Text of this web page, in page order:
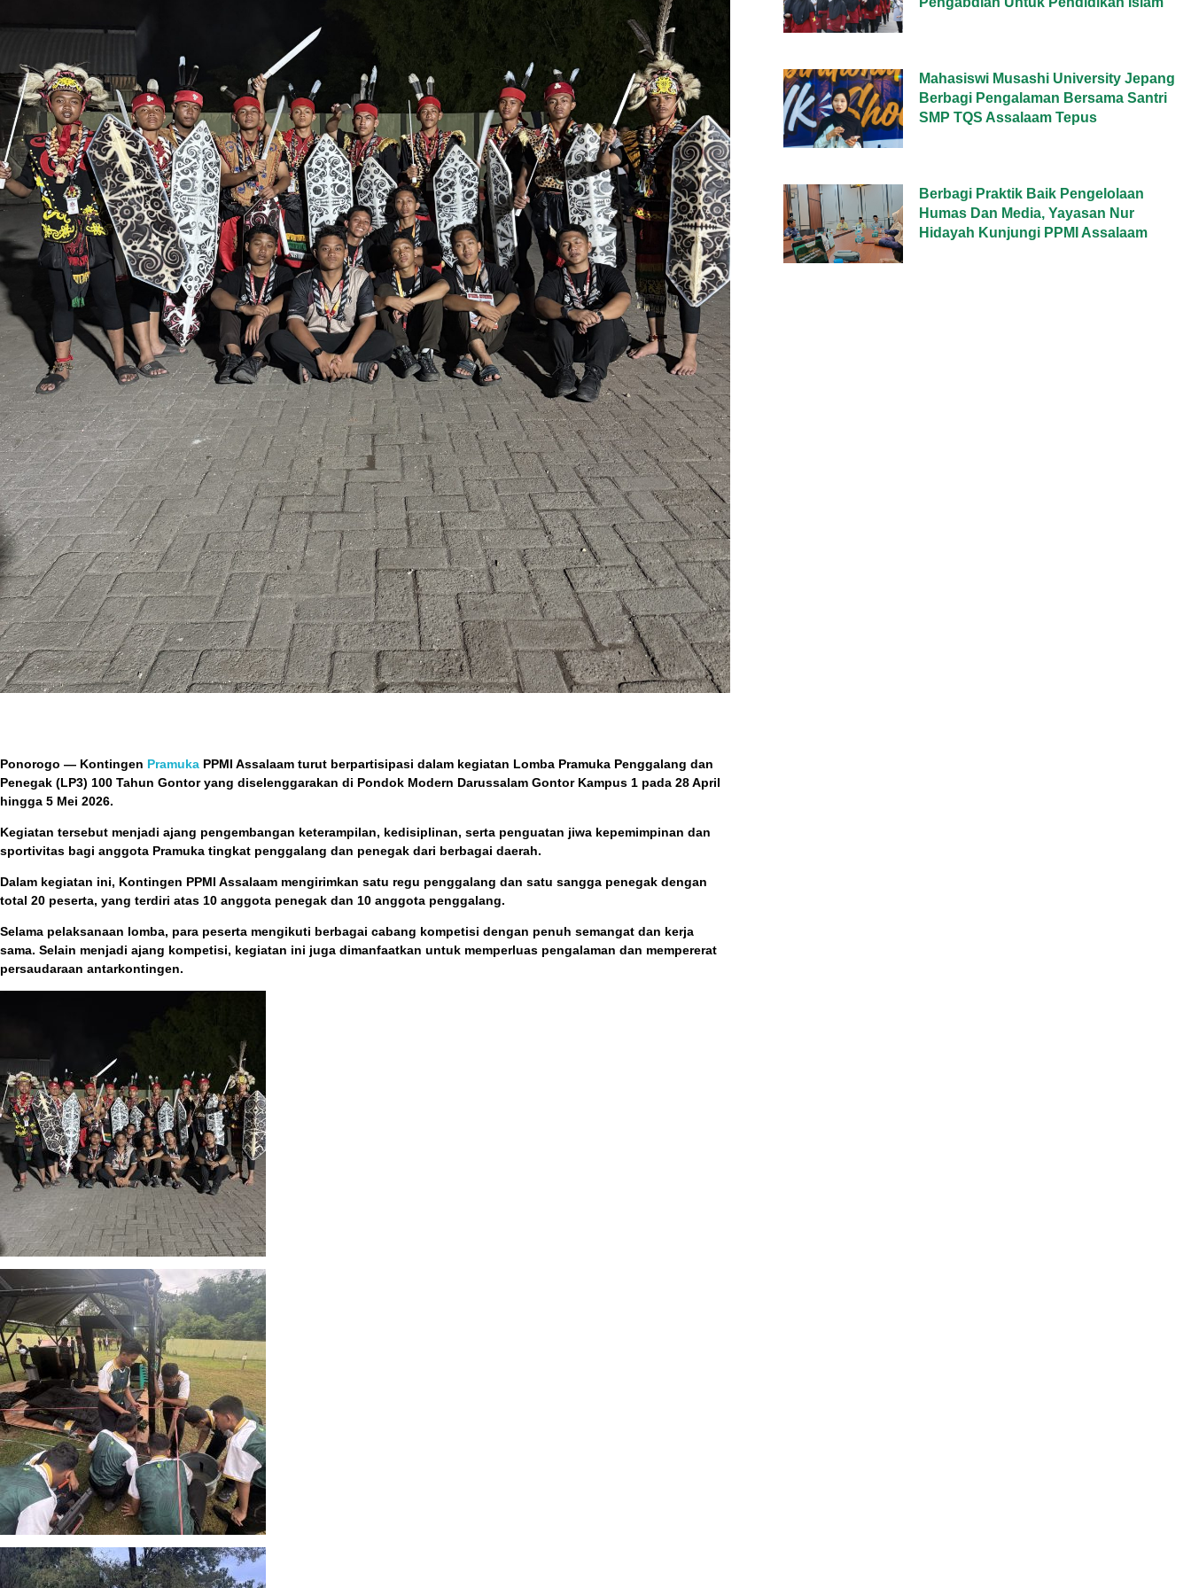
Ponorogo — Kontingen Pramuka PPMI Assalaam turut berpartisipasi dalam kegiatan Lomba Pramuka Penggalang dan
Penegak (LP3) 100 Tahun Gontoryang diselenggarakan di Pondok Modern Darussalam GontorKampus 1 pada 28 April
hingga 5 Mei 2026.
Kegiatan tersebut menjadi ajang pengembangan keterampilan, kedisiplinan, serta penguatan jiwa kepemimpinan dan
sportivitas bagi anggota Pramuka tingkat penggalang dan penegak dari berbagai daerah.
Dalam kegiatan ini, Kontingen PPMI Assalaam mengirimkan satu regu penggalang dan satu sangga penegak dengan
total 20 peserta, yang terdiri atas 10 anggota penegak dan 10 anggota penggalang.
Selama pelaksanaan lomba, para peserta mengikuti berbagai cabang kompetisi dengan penuh semangat dan kerja
sama. Selain menjadi ajang kompetisi, kegiatan ini juga dimanfaatkan untuk memperluas pengalaman dan mempererat
persaudaraan antarkontingen.
Mahasiswi Musashi University Jepang
Berbagi Pengalaman Bersama Santri
SMP TQS Assalaam Tepus
Berbagi Praktik Baik Pengelolaan
Humas Dan Media, Yayasan Nur
Hidayah Kunjungi PPMI Assalaam